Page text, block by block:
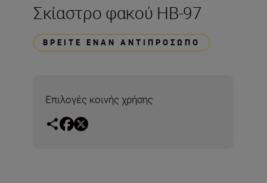
Σκίαστρο φακού HB-97
ΒΡΕΊΤΕ ΈΝΑΝ ΑΝΤΙΠΡΌΣΩΠΟ
Επιλογές κοινής χρήσης